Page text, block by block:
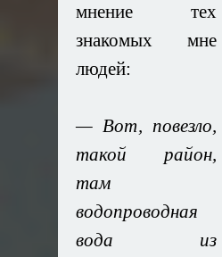
мнение тех
знакомых мне
людей:
— Вот, повезло,
такой район,
там
водопроводная
вода из